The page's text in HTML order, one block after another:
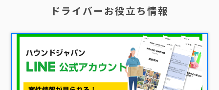
ドライバーお役立ち情報